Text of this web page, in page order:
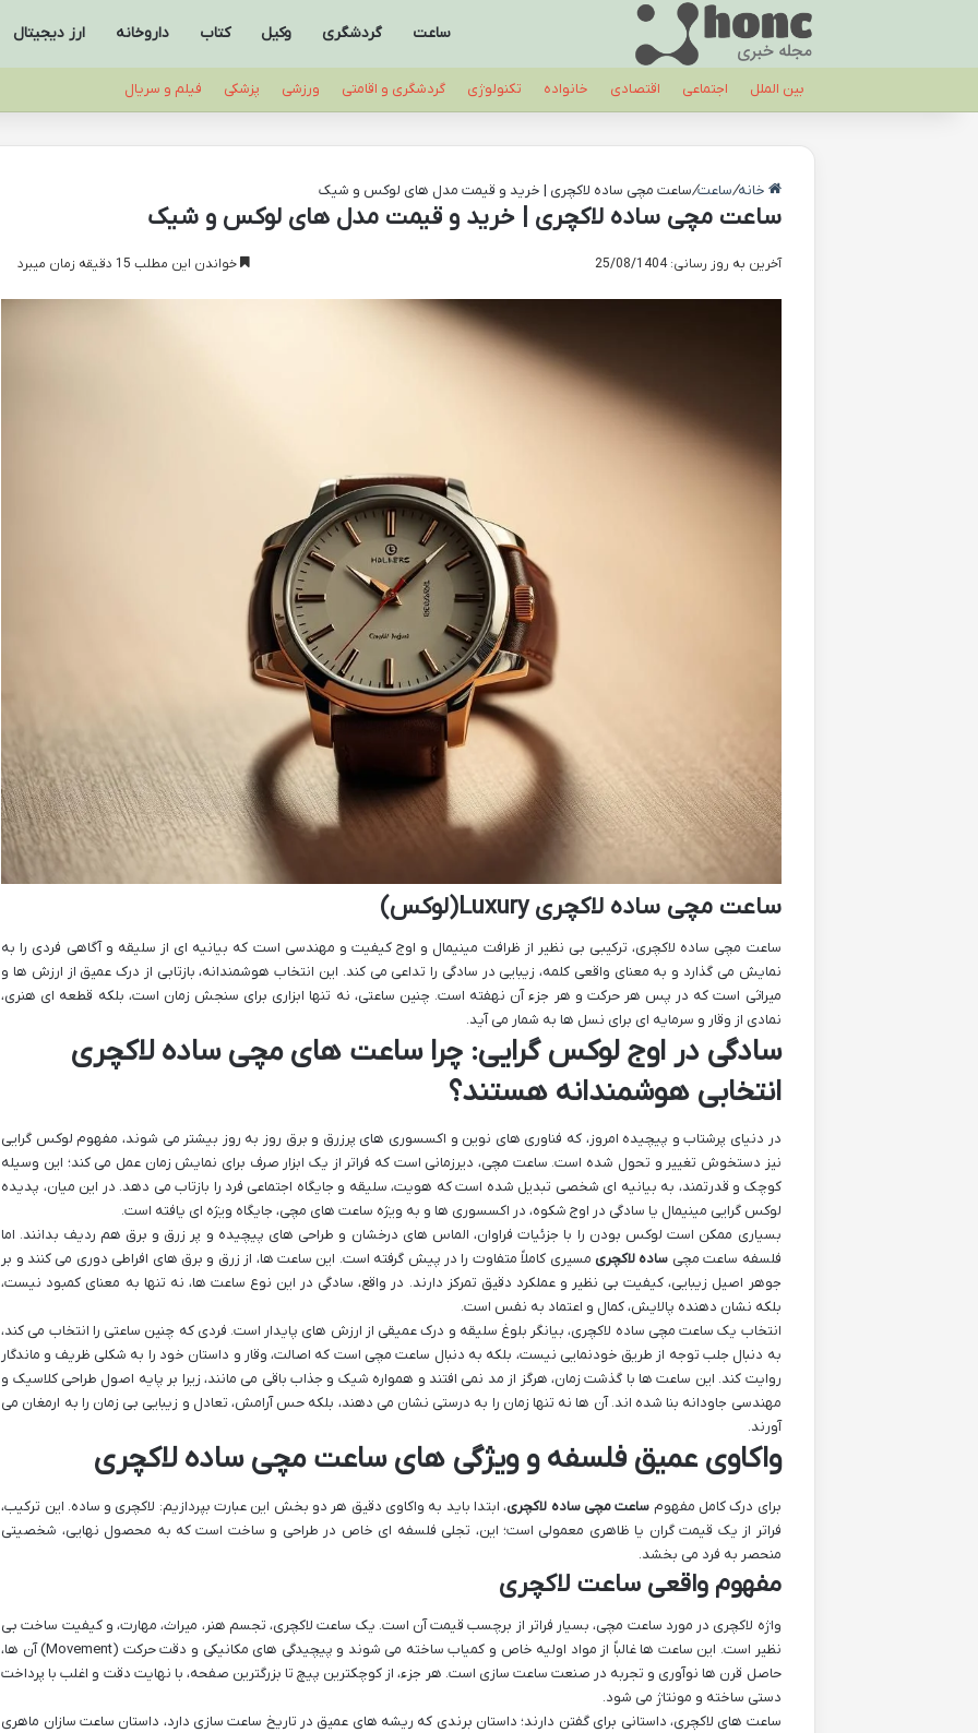
ساعت گردشگری وکیل کتاب داروخانه ارز دیجیتال
بین الملل اجتماعی اقتصادی خانواده تکنولوژی گردشگری و اقامتی ورزشی پزشکی فیلم و سریال
خانه/ساعت/ساعت مچی ساده لاکچری | خرید و قیمت مدل های لوکس و شیک
ساعت مچی ساده لاکچری | خرید و قیمت مدل های لوکس و شیک
آخرین به روز رسانی: 25/08/1404 خواندن این مطلب 15 دقیقه زمان میبرد
ساعت مچی ساده لاکچری Luxury(لوکس)
ساعت مچی ساده لاکچری، ترکیبی بی نظیر از ظرافت مینیمال و اوج کیفیت و مهندسی است که بیانیه ای از سلیقه و آگاهی فردی را به
نمایش می گذارد و به معنای واقعی کلمه، زیبایی در سادگی را تداعی می کند. این انتخاب هوشمندانه، بازتابی از درک عمیق از ارزش ها و
میراثی است که در پس هر حرکت و هر جزء آن نهفته است. چنین ساعتی، نه تنها ابزاری برای سنجش زمان است، بلکه قطعه ای هنری،
نمادی از وقار و سرمایه ای برای نسل ها به شمار می آید.
سادگی در اوج لوکس گرایی: چرا ساعت های مچی ساده لاکچری
انتخابی هوشمندانه هستند؟
در دنیای پرشتاب و پیچیده امروز، که فناوری های نوین و اکسسوری های پرزرق و برق روز به روز بیشتر می شوند، مفهوم لوکس گرایی
نیز دستخوش تغییر و تحول شده است. ساعت مچی، دیرزمانی است که فراتر از یک ابزار صرف برای نمایش زمان عمل می کند؛ این وسیله
کوچک و قدرتمند، به بیانیه ای شخصی تبدیل شده است که هویت، سلیقه و جایگاه اجتماعی فرد را بازتاب می دهد. در این میان، پدیده
لوکس گرایی مینیمال یا سادگی در اوج شکوه، در اکسسوری ها و به ویژه ساعت های مچی، جایگاه ویژه ای یافته است.
بسیاری ممکن است لوکس بودن را با جزئیات فراوان، الماس های درخشان و طراحی های پیچیده و پر زرق و برق هم ردیف بدانند. اما
فلسفه ساعت مچی ساده لاکچری مسیری کاملاً متفاوت را در پیش گرفته است. این ساعت ها، از زرق و برق های افراطی دوری می کنند و بر
جوهر اصیل زیبایی، کیفیت بی نظیر و عملکرد دقیق تمرکز دارند. در واقع، سادگی در این نوع ساعت ها، نه تنها به معنای کمبود نیست،
بلکه نشان دهنده پالایش، کمال و اعتماد به نفس است.
انتخاب یک ساعت مچی ساده لاکچری، بیانگر بلوغ سلیقه و درک عمیقی از ارزش های پایدار است. فردی که چنین ساعتی را انتخاب می کند،
به دنبال جلب توجه از طریق خودنمایی نیست، بلکه به دنبال ساعت مچی است که اصالت، وقار و داستان خود را به شکلی ظریف و ماندگار
روایت کند. این ساعت ها با گذشت زمان، هرگز از مد نمی افتند و همواره شیک و جذاب باقی می مانند، زیرا بر پایه اصول طراحی کلاسیک و
مهندسی جاودانه بنا شده اند. آن ها نه تنها زمان را به درستی نشان می دهند، بلکه حس آرامش، تعادل و زیبایی بی زمان را به ارمغان می
آورند.
واکاوی عمیق فلسفه و ویژگی های ساعت مچی ساده لاکچری
برای درک کامل مفهوم ساعت مچی ساده لاکچری، ابتدا باید به واکاوی دقیق هر دو بخش این عبارت بپردازیم: لاکچری و ساده. این ترکیب،
فراتر از یک قیمت گران یا ظاهری معمولی است؛ این، تجلی فلسفه ای خاص در طراحی و ساخت است که به محصول نهایی، شخصیتی
منحصر به فرد می بخشد.
مفهوم واقعی ساعت لاکچری
واژه لاکچری در مورد ساعت مچی، بسیار فراتر از برچسب قیمت آن است. یک ساعت لاکچری، تجسم هنر، میراث، مهارت، و کیفیت ساخت بی
نظیر است. این ساعت ها غالباً از مواد اولیه خاص و کمیاب ساخته می شوند و پیچیدگی های مکانیکی و دقت حرکت (Movement) آن ها،
حاصل قرن ها نوآوری و تجربه در صنعت ساعت سازی است. هر جزء، از کوچکترین پیچ تا بزرگترین صفحه، با نهایت دقت و اغلب با پرداخت
دستی ساخته و مونتاژ می شود.
ساعت های لاکچری، داستانی برای گفتن دارند؛ داستان برندی که ریشه های عمیق در تاریخ ساعت سازی دارد، داستان ساعت سازان ماهری